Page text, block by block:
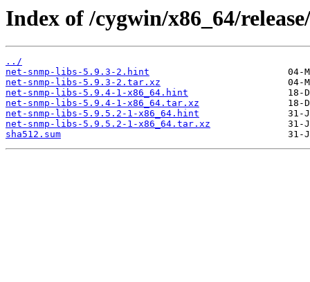
Index of /cygwin/x86_64/
../
net-snmp-libs-5.9.3-2.hint
net-snmp-libs-5.9.3-2.tar.xz
net-snmp-libs-5.9.4-1-x86_64.hint
net-snmp-libs-5.9.4-1-x86_64.tar.xz
net-snmp-libs-5.9.5.2-1-x86_64.hint
net-snmp-libs-5.9.5.2-1-x86_64.tar.xz
sha512.sum